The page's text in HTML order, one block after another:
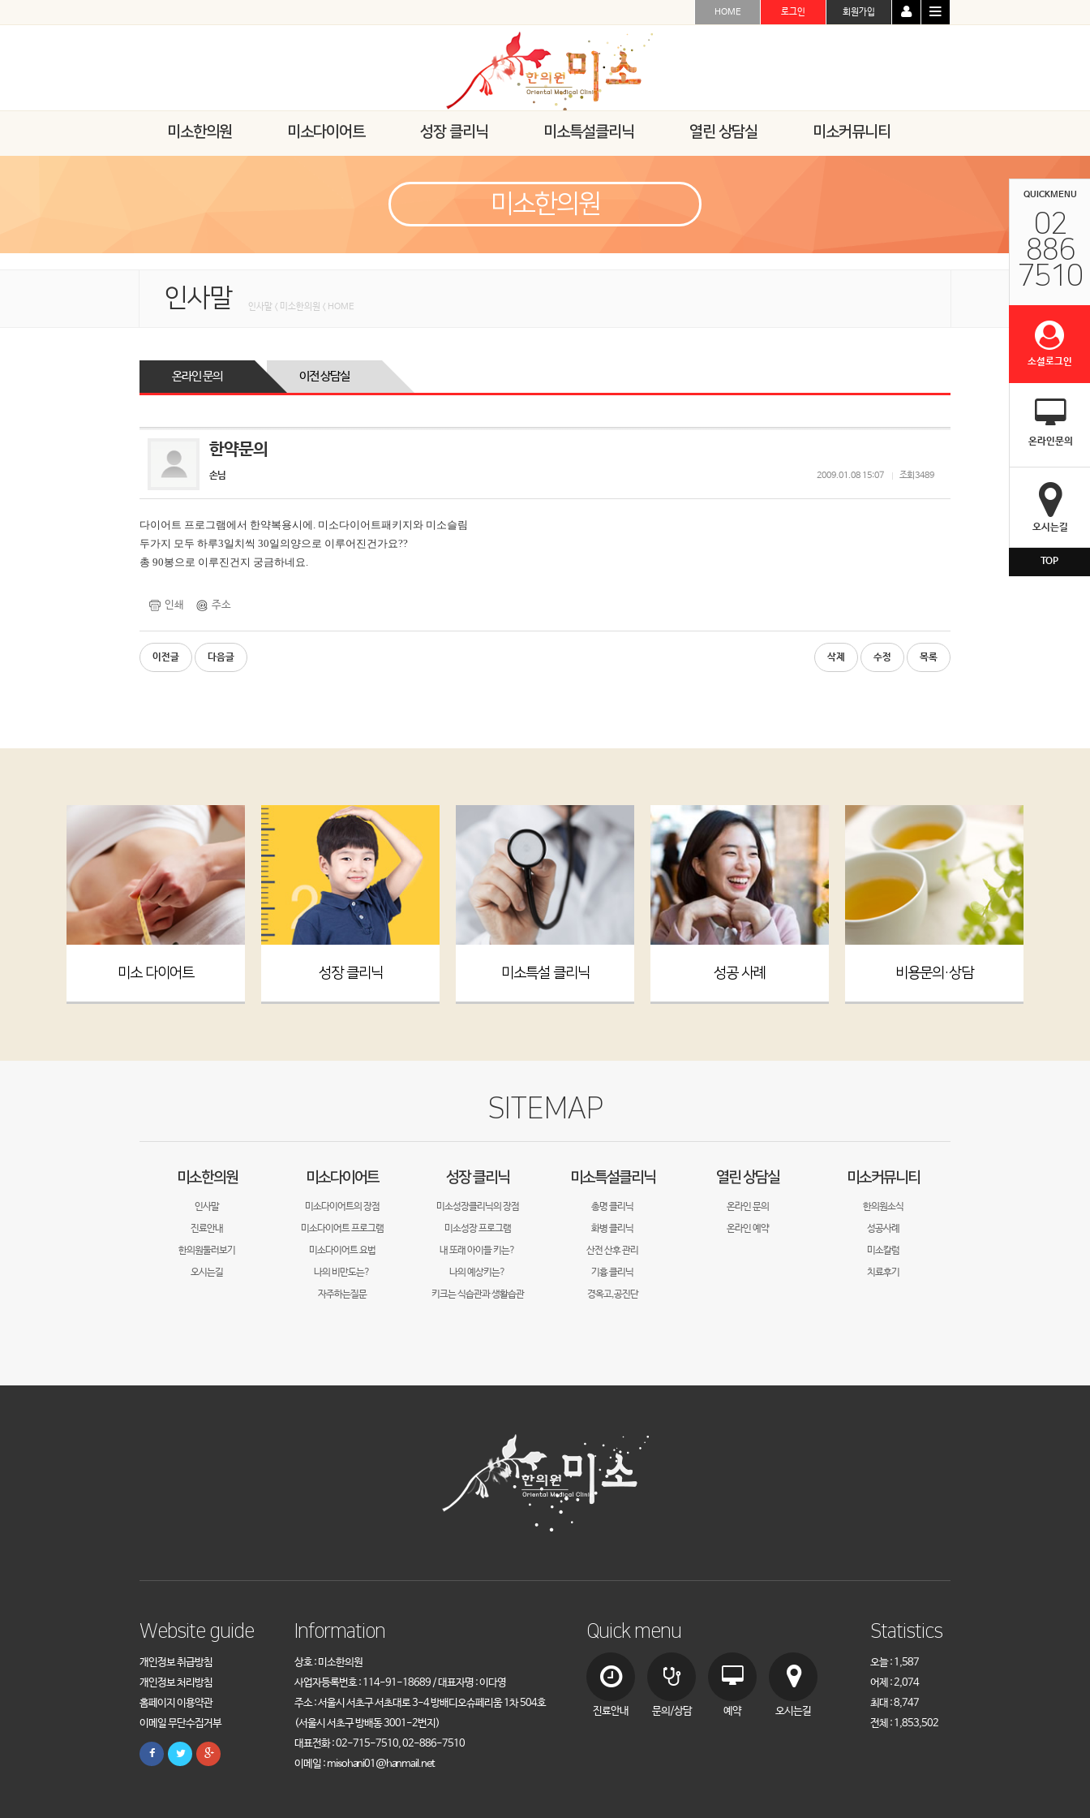
QUICKMENU
02
886
7510
소셜로그인
온라인문의
오시는길
TOP
HOME 로그인 회원가입
미소한의원 미소다이어트 성장 클리닉 미소특설클리닉 열린 상담실 미소커뮤니티
미소한의원
인사말 인사말 < 미소한의원 < HOME
온라인 문의 이전 상담실
한약문의
손님 조회3489
2009.01.08 15:07
다이어트 프로그램에서 한약복용시에. 미소다이어트패키지와 미소슬림
두가지 모두 하루3일치씩 30일의양으로 이루어진건가요??
총 90봉으로 이루진건지 궁금하네요.
인쇄 주소
이전글 다음글 삭제 수정 목록
미소 다이어트 성장 클리닉 미소특설 클리닉 성공 사례 비용문의·상담
SITEMAP
미소한의원
인사말
진료안내
한의원둘러보기
오시는길
미소다이어트
미소다이어트의 장점
미소다이어트 프로그램
미소다이어트 요법
나의 비만도는?
자주하는질문
성장 클리닉
미소성장클리닉의 장점
미소성장 프로그램
내 또래 아이들 키는?
나의 예상키는?
키크는 식습관과 생활습관
미소특설클리닉
총명 클리닉
화병 클리닉
산전 산후 관리
기흉 클리닉
경옥고,공진단
열린 상담실
온라인 문의
온라인 예약
미소커뮤니티
한의원소식
성공사례
미소칼럼
치료후기
Website guide
개인정보 취급방침
개인정보 처리방침
홈페이지 이용약관
이메일 무단수집거부
Information
상호 : 미소한의원
사업자등록번호 : 114-91-18689 / 대표자명 : 이다영
주소 : 서울시 서초구 서초대로 3-4 방배디오슈페리움 1차 504호
(서울시 서초구 방배동 3001-2번지)
대표전화 : 02-715-7510, 02-886-7510
이메일 : misohani01@hanmail.net
Quick menu
진료안내 문의/상담 예약 오시는길
Statistics
오늘 : 1,587
어제 : 2,074
최대 : 8,747
전체 : 1,853,502